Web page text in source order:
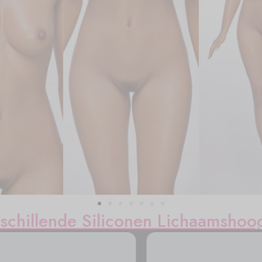
Siliconen